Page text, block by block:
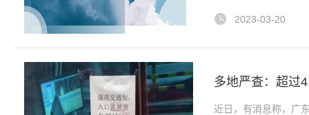
2023-03-20
多地严查：超过
近日，有消息称，广